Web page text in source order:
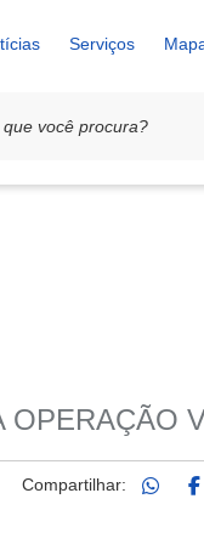
Serviços
Compartilhar: